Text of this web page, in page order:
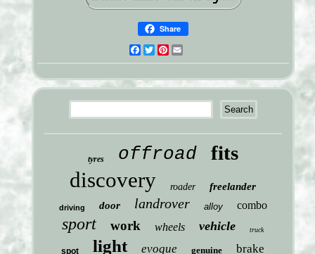
Share
Facebook
TwitterPinterest
tyres offroad fits
discovery roader freelander
driving door landrover alloy combo
sport work wheels vehicle truck
spot light evoque genuine brake